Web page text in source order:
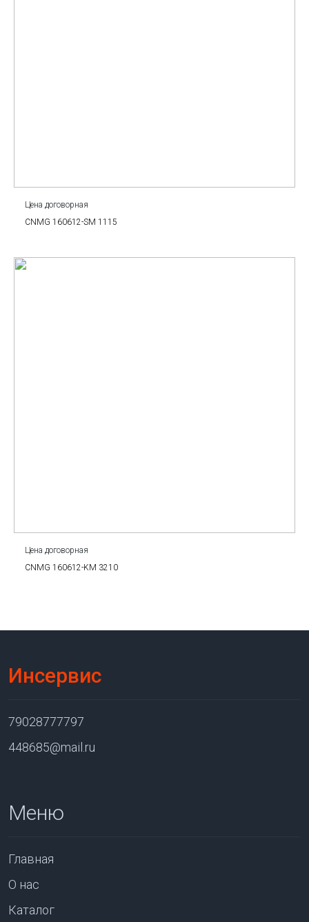
Цена договорная
CNMG 160612-SM 1115
Цена договорная
CNMG 160612-KM 3210
Инсервис
79028777797
448685@mail.ru
Меню
Главная
О нас
Каталог